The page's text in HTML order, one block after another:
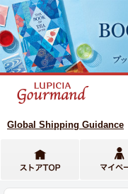
Global Shipping Guidance